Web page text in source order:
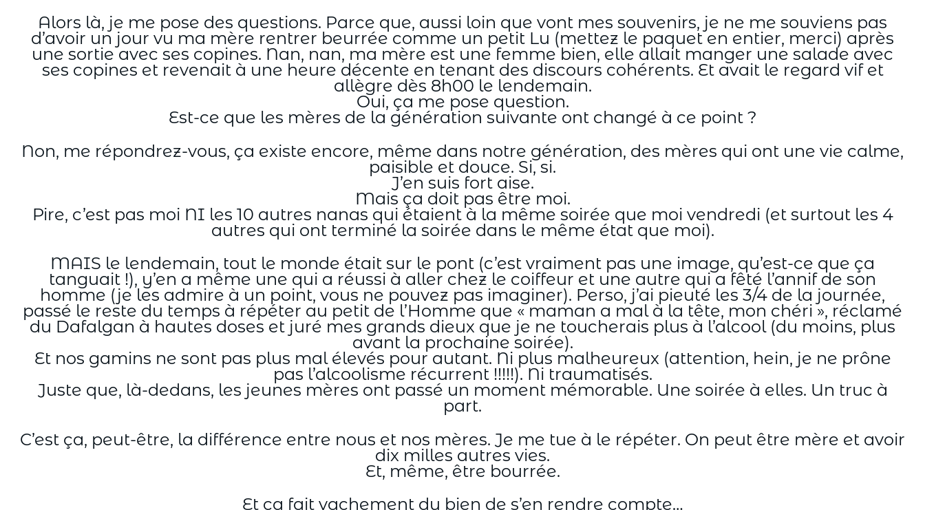
Alors là, je me pose des questions. Parce que, aussi loin que vont mes souvenirs, je ne me souviens pas
d’avoir un jour vu ma mère rentrer beurrée comme un petit Lu (mettez le paquet en entier, merci) après
une sortie avec ses copines. Nan, nan, ma mère est une femme bien, elle allait manger une salade avec
ses copines et revenait à une heure décente en tenant des discours cohérents. Et avait le regard vif et
allègre dès 8h00 le lendemain.
Oui, ça me pose question.
Est-ce que les mères de la génération suivante ont changé à ce point ?
Non, me répondrez-vous, ça existe encore, même dans notre génération, des mères qui ont une vie calme,
paisible et douce. Si, si.
J’en suis fort aise.
Mais ça doit pas être moi.
Pire, c’est pas moi NI les 10 autres nanas qui étaient à la même soirée que moi vendredi (et surtout les 4
autres qui ont terminé la soirée dans le même état que moi).
MAIS le lendemain, tout le monde était sur le pont (c’est vraiment pas une image, qu’est-ce que ça
tanguait !), y’en a même une qui a réussi à aller chez le coiffeur et une autre qui a fêté l’annif de son
homme (je les admire à un point, vous ne pouvez pas imaginer). Perso, j’ai pieuté les 3/4 de la journée,
passé le reste du temps à répéter au petit de l’Homme que « maman a mal à la tête, mon chéri », réclamé
du Dafalgan à hautes doses et juré mes grands dieux que je ne toucherais plus à l’alcool (du moins, plus
avant la prochaine soirée).
Et nos gamins ne sont pas plus mal élevés pour autant. Ni plus malheureux (attention, hein, je ne prône
pas l’alcoolisme récurrent !!!!!). Ni traumatisés.
Juste que, là-dedans, les jeunes mères ont passé un moment mémorable. Une soirée à elles. Un truc à
part.
C’est ça, peut-être, la différence entre nous et nos mères. Je me tue à le répéter. On peut être mère et avoir
dix milles autres vies.
Et, même, être bourrée.
Et ça fait vachement du bien de s’en rendre compte…